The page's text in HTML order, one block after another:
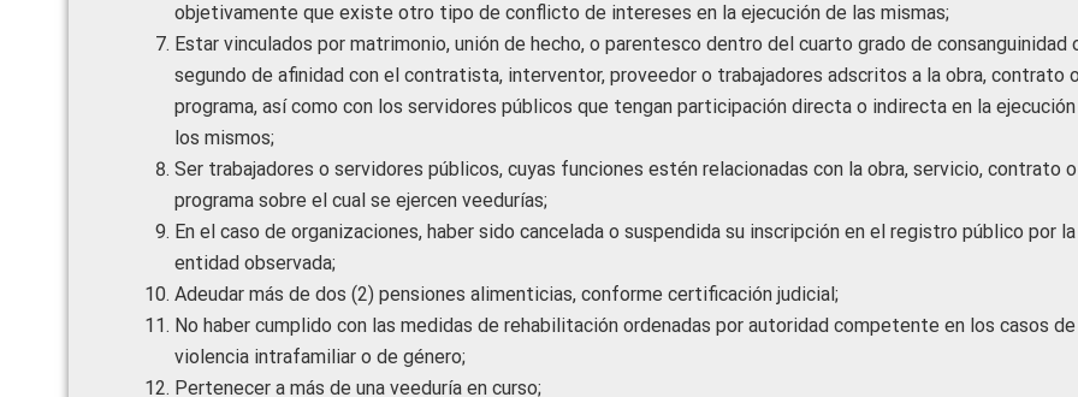
objetivamente que existe otro tipo de conflicto de intereses en la ejecución de las mismas;
Estar vinculados por matrimonio, unión de hecho, o parentesco dentro del cuarto grado de consanguinidad
segundo de afinidad con el contratista, interventor, proveedor o trabajadores adscritos a la obra, contrato o
programa, así como con los servidores públicos que tengan participación directa o indirecta en la
los mismos;
Ser trabajadores o servidores públicos, cuyas funciones estén relacionadas con la obra, servicio, contrato o
programa sobre el cual se ejercen veedurías;
En el caso de organizaciones, haber sido cancelada o suspendida su inscripción en el registro público por la
entidad observada;
Adeudar más de dos (2) pensiones alimenticias, conforme certificación judicial;
No haber cumplido con las medidas de rehabilitación ordenadas por autoridad competente en los casos de
violencia intrafamiliar o de género;
Pertenecer a más de una veeduría en curso;